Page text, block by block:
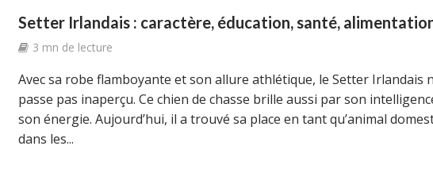
Setter Irlandais : caractère, éducation, santé,
3 mn de lecture
Avec sa robe flamboyante et son allure athlétique, le Setter Irlandais
passe pas inaperçu. Ce chien de chasse brille aussi par son
son énergie. Aujourd’hui, il a trouvé sa place en tant qu’animal
dans les...